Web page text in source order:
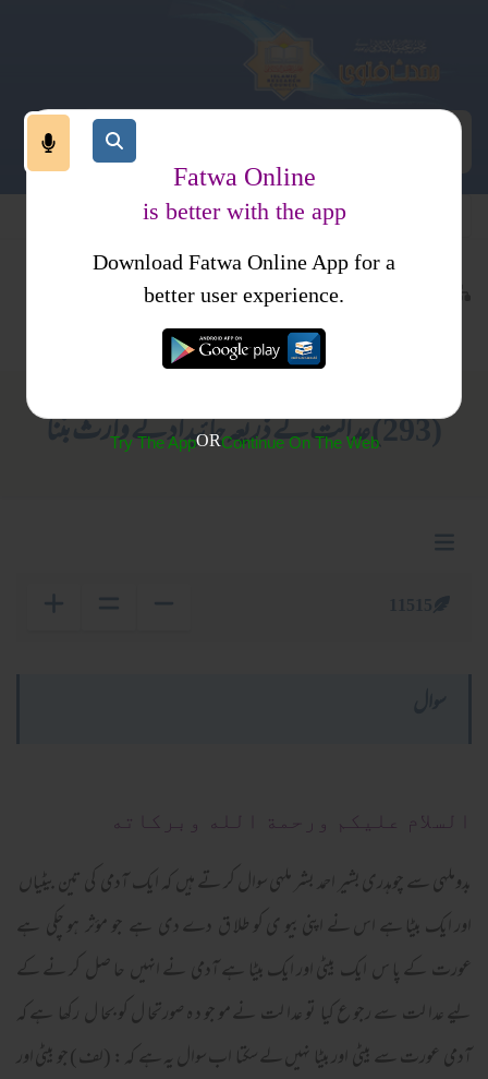
مالی معاملات
کتب فتاوی
فتاویٰ اصحاب الحدیث جلد 1
(293) عدالت کے ذریعہ جائیداد کے وارث بننا
السلام عليكم ورحمة الله وبركاته
بدوملہی سے چوہدری بشیر احمد بشر ملہی سوال کر تے ہیں کہ ایک آدمی کی تین بیٹیاں
اور ایک بیٹا ہے اس نے اپنی بیو ی کو طلا ق دے دی ہے جو مؤثر ہو چکی ہے
عورت کے پا س ایک بیٹی اور ایک بیٹا ہے آدمی نے انہیں حا صل کر نے کے
لیے عدا لت سے رجو ع کیا تو عدا لت نے مو جو د ہ صورتحا ل کو بحا ل رکھا ہے کہ
آدمی عورت سے بیٹی اور بیٹا نہیں لے سکتا اب سوال یہ ہے کہ : (لف ) جو بیٹی اور
Fatwa Online
is better with the app
Download Fatwa Online App for a
better user experience.
Try The AppORContinue On The Web